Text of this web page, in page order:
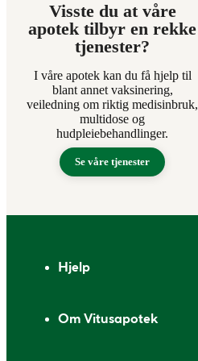
Visste du at våre
apotek tilbyr en rekke
tjenester?
I våre apotek kan du få hjelp til
blant annet vaksinering,
veiledning om riktig medisinbruk,
multidose og
hudpleiebehandlinger.
Se våre tjenester
Hjelp
Om Vitusapotek